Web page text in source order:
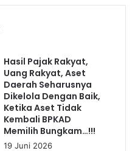
Hasil Pajak Rakyat,
Uang Rakyat, Aset
Daerah Seharusnya
Dikelola Dengan Baik,
Ketika Aset Tidak
Kembali BPKAD
Memilih Bungkam…!!!
19 Juni 2026